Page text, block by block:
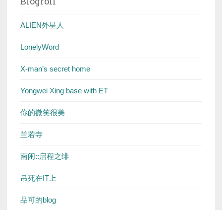
ALIEN外星人
LonelyWord
X-man’s secret home
Yongwei Xing base with ET
你的微笑很美
兰若寺
南闲::启程之绯
吊死在IT上
品可的blog